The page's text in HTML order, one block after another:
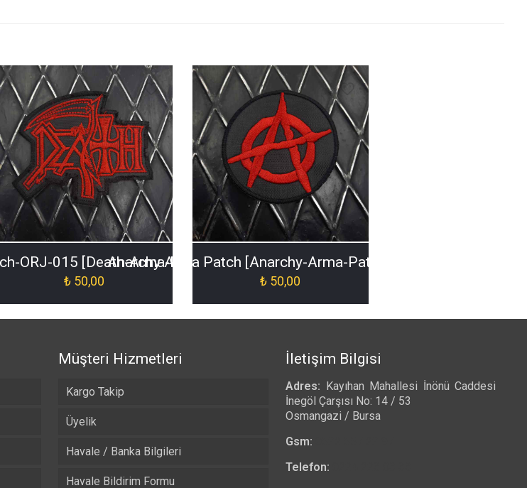
ORJ-015 [Death-Arma-Patch-ORJ-015]
₺ 50,00
Anarchy Arma Patch [Anarchy-Arma-Patch-ORJ-020]
₺ 50,00
Müşteri Hizmetleri
Kargo Takip
Üyelik
Havale / Banka Bilgileri
Havale Bildirim Formu
İletişim Bilgisi
Adres: Kayıhan Mahallesi İnönü Caddesi
İnegöl Çarşısı No: 14 / 53
Osmangazi / Bursa
Gsm:
Telefon: